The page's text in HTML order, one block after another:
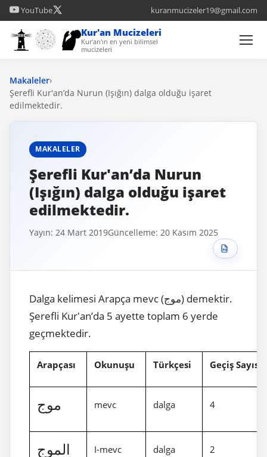
YouTube kuranmucizeler19@gmail.com
Kur'an Mucizeleri
Kur'an'ın en yeni bilimsel
mucizeleri
Makaleler›
Şerefli Kur'an’da Nurun (Işığın) dalga olduğu işaret
edilmektedir.
MAKALELER
Şerefli Kur'an’da Nurun
(Işığın) dalga olduğu işaret
edilmektedir.
Yayın: 24 Mart 2019Güncelleme: 20 Kasım 2025
Dalga kelimesi Arapça mevc (موج) demektir.
Şerefli Kur'an’da 5 ayette toplam 6 yerde
geçmektedir.
Arapçası Okunuşu Türkçesi Geçiş Sayısı
موج mevc dalga 4
الموج I-mevc dalga 2